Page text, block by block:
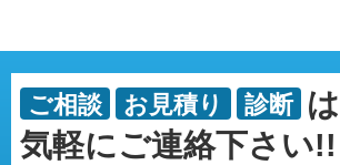
ご相談 お見積り 診断 は
気軽にご連絡下さい!!